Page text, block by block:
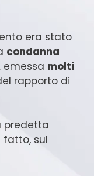
era stato
condanna
emessa molti
rapporto di
predetta
fatto, sul